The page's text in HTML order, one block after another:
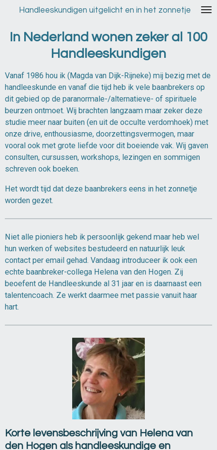
naar
hoofdinhoud
Handleeskundigen uitgelicht en in het zonnetje
In Nederland wonen zeker al 100
Handleeskundigen
Vanaf 1986 hou ik (Magda van Dijk-Rijneke) mij bezig met de
handleeskunde en vanaf die tijd heb ik vele baanbrekers op
dit gebied op de paranormale-/alternatieve- of spirituele
beurzen ontmoet. Wij brachten langzaam maar zeker deze
studie meer naar buiten (en uit de occulte verdomhoek) met
onze drive, enthousiasme, doorzettingsvermogen, maar
vooral ook met grote liefde voor dit boeiende vak. Wij gaven
consulten, cursussen, workshops, lezingen en sommigen
schreven ook boeken.
Het wordt tijd dat deze baanbrekers eens in het zonnetje
worden gezet.
Niet alle pioniers heb ik persoonlijk gekend maar heb wel
hun werken of websites bestudeerd en natuurlijk leuk
contact per email gehad. Vandaag introduceer ik ook een
echte baanbreker-collega Helena van den Hogen. Zij
beoefent de Handleeskunde al 31 jaar en is daarnaast een
talentencoach. Ze werkt daarmee met passie vanuit haar
hart.
Korte levensbeschrijving van Helena van
den Hogen als handleeskundige en